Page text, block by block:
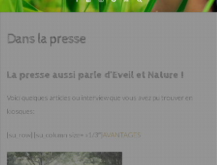
Dans la presse
La presse aussi parle d’Eveil et Nature !
Voici quelques articles ou interview que vous avez pu trouver en
kiosques:
[su_row] [su_column size= »1/3″]AVANTAGES